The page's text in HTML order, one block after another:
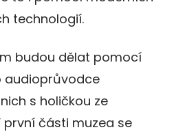
technologií.
budou dělat pomocí
audioprůvodce
s holičkou ze
první části muzea se